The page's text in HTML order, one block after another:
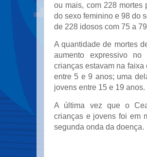
ou mais, com 228 mortes
do sexo feminino e 98 do
de 228 idosos com 75 a
A quantidade de mortes
aumento expressivo
crianças estavam na
entre 5 e 9 anos; uma
jovens entre 15 e 19 anos.
A última vez que o
crianças e jovens foi em
segunda onda da doença.